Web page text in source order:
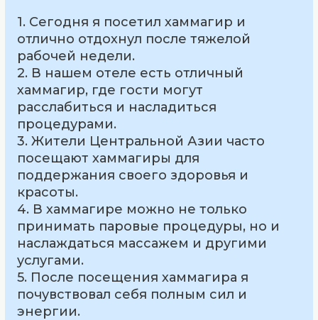
1. Сегодня я посетил хаммагир и
отлично отдохнул после тяжелой
рабочей недели.
2. В нашем отеле есть отличный
хаммагир, где гости могут
расслабиться и насладиться
процедурами.
3. Жители Центральной Азии часто
посещают хаммагиры для
поддержания своего здоровья и
красоты.
4. В хаммагире можно не только
принимать паровые процедуры, но и
наслаждаться массажем и другими
услугами.
5. После посещения хаммагира я
почувствовал себя полным сил и
энергии.